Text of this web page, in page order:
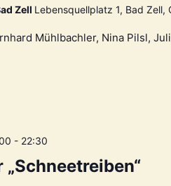
Zell Lebensquellplatz 1, Bad Zell,
Mühlbachler, Nina Pilsl,
- 22:30